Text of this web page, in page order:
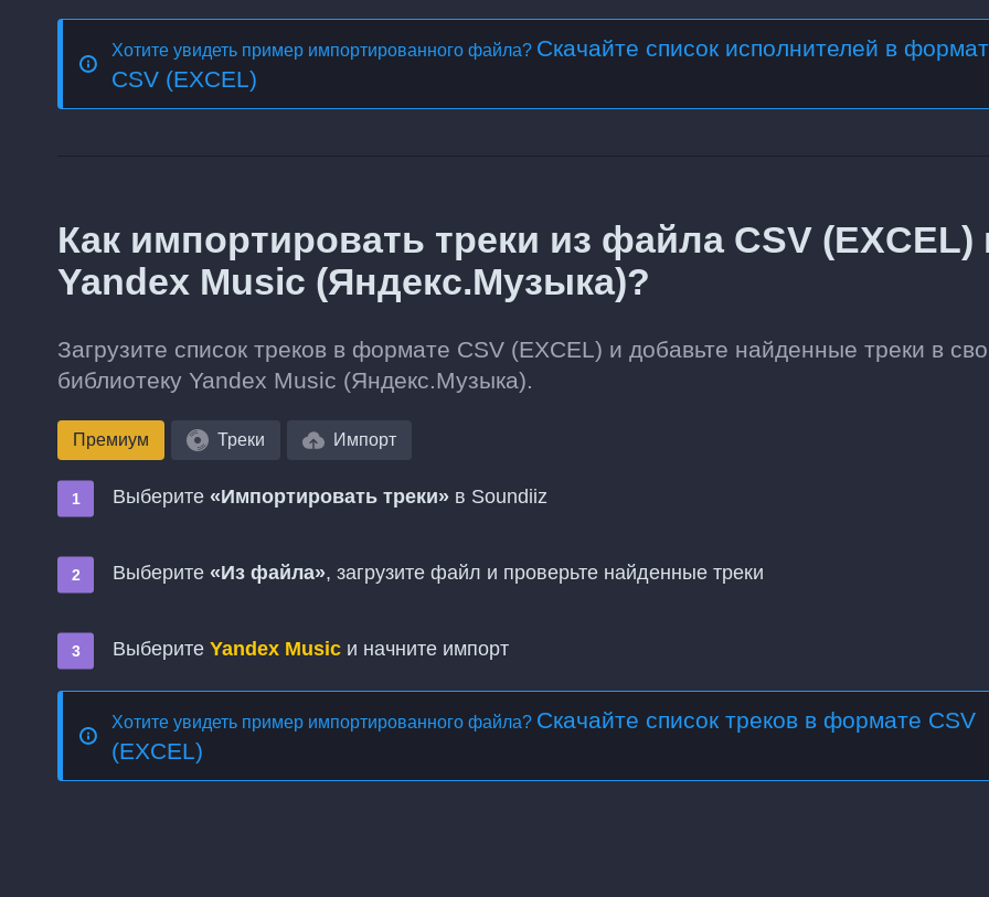
Хотите увидеть пример импортированного файла? Скачайте список исполнителей в
CSV (EXCEL)
Как импортировать треки из файла CSV (EXCEL)
Yandex Music (Яндекс.Музыка)?
Загрузите список треков в формате CSV (EXCEL) и добавьте найденные треки в
библиотеку Yandex Music (Яндекс.Музыка).
Премиум Треки Импорт
Выберите «Импортировать треки» в Soundiiz
Выберите «Из файла», загрузите файл и проверьте найденные треки
Выберите Yandex Music и начните импорт
Хотите увидеть пример импортированного файла? Скачайте список треков в формате CSV
(EXCEL)